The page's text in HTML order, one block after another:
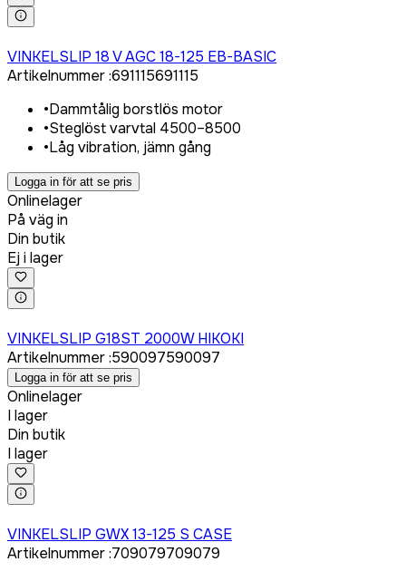
VINKELSLIP 18 V AGC 18-125 EB-BASIC
Artikelnummer:691115691115
•Dammtålig borstlös motor
•Steglöst varvtal 4500–8500
•Låg vibration, jämn gång
Logga in för att se pris
Onlinelager
På väg in
Din butik
Ej i lager
VINKELSLIP G18ST 2000W HIKOKI
Artikelnummer:590097590097
Logga in för att se pris
Onlinelager
I lager
Din butik
I lager
VINKELSLIP GWX 13-125 S CASE
Artikelnummer:709079709079